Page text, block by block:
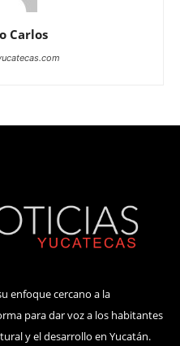
Carlos
enfoque cercano a la
para dar voz a los habitantes
y el desarrollo en Yucatán.